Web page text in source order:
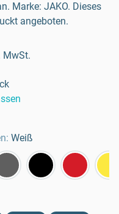
Marke: JAKO. Dieses
angeboten.
MwSt.
Weiß